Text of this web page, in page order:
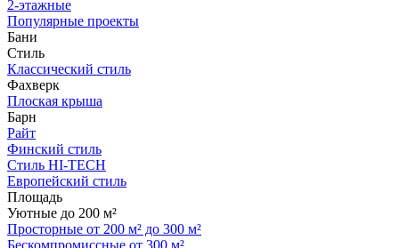
2-этажные
Популярные проекты
Бани
Стиль
Классический стиль
Фахверк
Плоская крыша
Барн
Райт
Финский стиль
Стиль HI-TECH
Европейский стиль
Площадь
Уютные до 200 м²
Просторные от 200 м² до 300 м²